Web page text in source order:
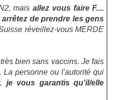
maisallez vous faire F....
de prendre les gens
réveillez-vous MERDE
bien sans vaccins. Je fais
La personne ou l'autorité qui
je vous garantis qu'il/elle